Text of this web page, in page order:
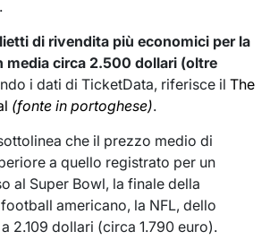
di rivendita più economici per la
media circa 2.500 dollari (oltre
i dati di TicketData, riferisce il The
(fonte in portoghese).
che il prezzo medio di
a quello registrato per un
al Super Bowl, la finale della
americano, la NFL, dello
2.109 dollari (circa 1.790 euro).